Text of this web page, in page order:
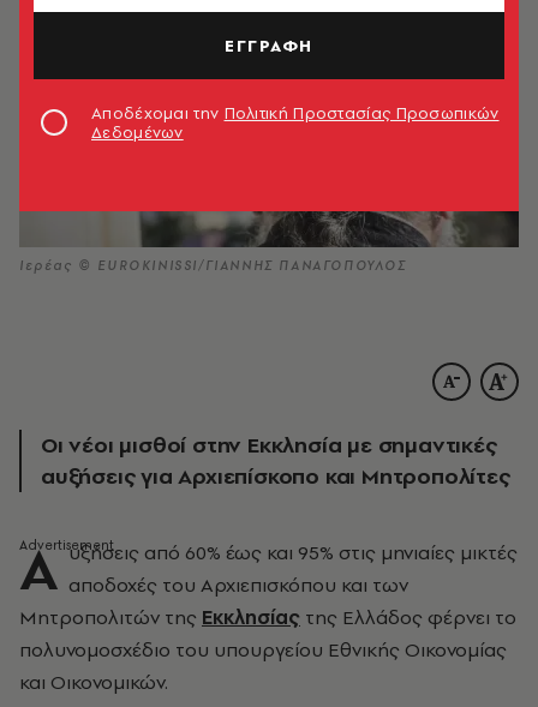
Ιερέας © EUROKINISSI/ΓΙΑΝΝΗΣ ΠΑΝΑΓΟΠΟΥΛΟΣ
Οι νέοι μισθοί στην Εκκλησία με σημαντικές
αυξήσεις για Αρχιεπίσκοπο και Μητροπολίτες
Α υξήσεις από 60% έως και 95% στις μηνιαίες μικτές
αποδοχές του Αρχιεπισκόπου και των
Μητροπολιτών της Εκκλησίας της Ελλάδος φέρνει το
πολυνομοσχέδιο του υπουργείου Εθνικής Οικονομίας
και Οικονομικών.
ΕΓΓΡΑΦΗ
Αποδέχομαι την Πολιτική Προστασίας Προσωπικών
Δεδομένων